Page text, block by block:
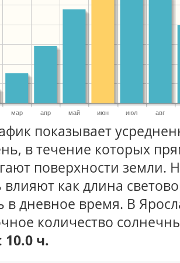
мар апр май июн июл авг
показывает
в течение которых
поверхности земли.
влияют как длина
в дневное время. В
количество
10.0 ч.